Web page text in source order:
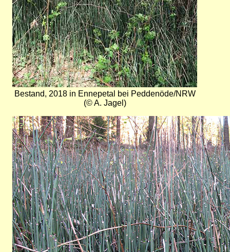
Bestand, 2018 in Ennepetal bei Peddenöde/NRW
(© A. Jagel)
Bild